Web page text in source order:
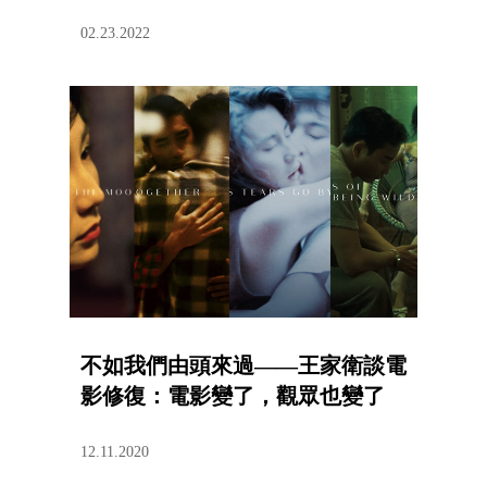
02.23.2022
不如我們由頭來過——王家衛談電
影修復：電影變了，觀眾也變了
12.11.2020